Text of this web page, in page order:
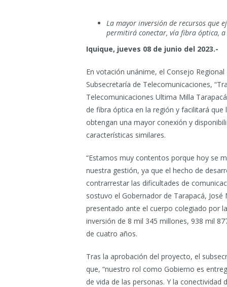
La mayor inversión de recursos que
permitirá conectar, vía fibra óptica,
Iquique, jueves 08 de junio del 2023.-
En votación unánime, el Consejo
Subsecretaría de Telecomunicaciones,
Telecomunicaciones Ultima Milla
de fibra óptica en la región y facilitará
obtengan una mayor conexión y
características similares.
“Estamos muy contentos porque hoy se
nuestra gestión, ya que el hecho de
contrarrestar las dificultades de
sostuvo el Gobernador de Tarapacá,
presentado ante el cuerpo colegiado por
inversión de 8 mil 345 millones, 938 mil
de cuatro años.
Tras la aprobación del proyecto, el
que, “nuestro rol como Gobierno es
de vida de las personas. Y la